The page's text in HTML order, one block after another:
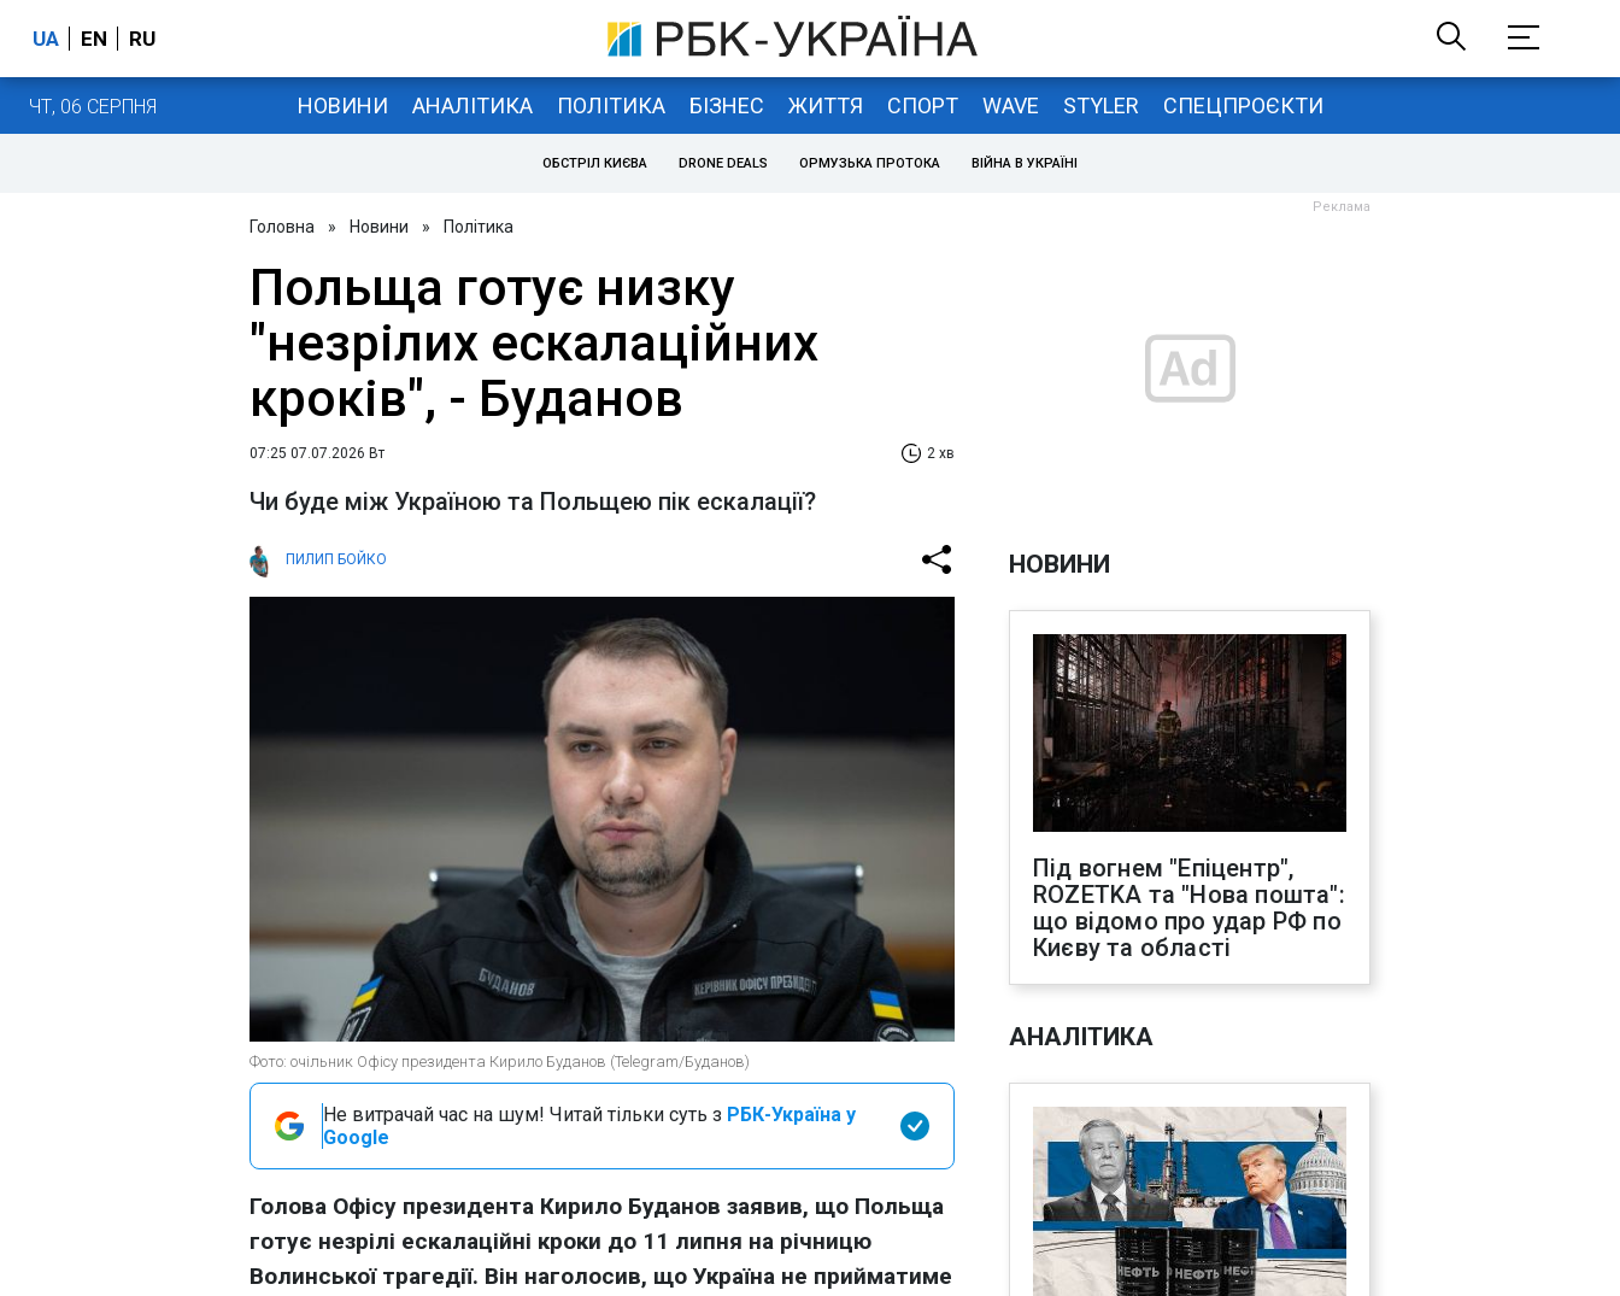
UA EN RU
ЧТ, 06 СЕРПНЯ НОВИНИ АНАЛІТИКА ПОЛІТИКА БІЗНЕС ЖИТТЯ СПОРТ WAVE STYLER СПЕЦПРОЄКТИ
ОБСТРІЛ КИЄВА DRONE DEALS ОРМУЗЬКА ПРОТОКА ВІЙНА В УКРАЇНІ
Головна » Новини » Політика
Польща готує низку
"незрілих ескалаційних
кроків", - Буданов
07:25 07.07.2026 Вт 2 хв
Чи буде між Україною та Польщею пік ескалації?
ПИЛИП БОЙКО
Фото: очільник Офісу президента Кирило Буданов (Telegram/Буданов)
Не витрачай час на шум! Читай тільки суть з РБК-Україна у
Google
Голова Офісу президента Кирило Буданов заявив, що Польща
готує незрілі ескалаційні кроки до 11 липня на річницю
Волинської трагедії. Він наголосив, що Україна не прийматиме
НОВИНИ
Під вогнем "Епіцентр",
ROZETKA та "Нова пошта":
що відомо про удар РФ по
Києву та області
АНАЛІТИКА